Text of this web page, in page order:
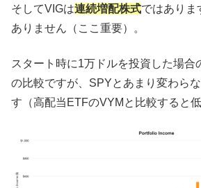
そしてVIGは連続増配株式ではありま
ありません（ここ重要）。
スタート時に1万ドルを投資した場合
の比較ですが、SPYとあまり変わら
す（高配当ETFのVYMと比較すると低